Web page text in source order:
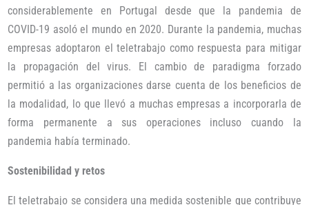
considerablemente en Portugal desde que la pandemia de
COVID-19 asoló el mundo en 2020. Durante la pandemia, muchas
empresas adoptaron el teletrabajo como respuesta para mitigar
la propagación del virus. El cambio de paradigma forzado
permitió a las organizaciones darse cuenta de los beneficios de
la modalidad, lo que llevó a muchas empresas a incorporarla de
forma permanente a sus operaciones incluso cuando la
pandemia había terminado.
Sostenibilidad y retos
El teletrabajo se considera una medida sostenible que contribuye